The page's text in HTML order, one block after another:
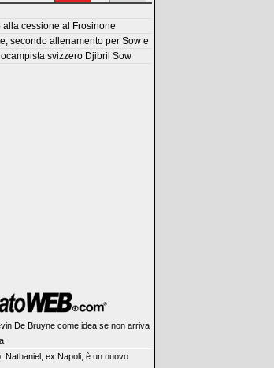
cessione al Frosinone
secondo allenamento per Sow e
svizzero Djibril Sow
De Bruyne come idea se non arriva
Nathaniel, ex Napoli, è un nuovo